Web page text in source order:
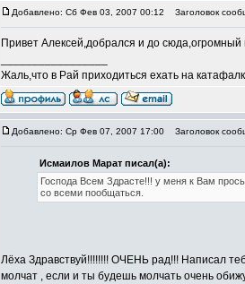
Добавлено: Сб Фев 03, 2007 00:12 Заголовок
Привет Алексей,добрался и до сюда,огромный
Жаль,что в Рай приходиться ехать на
Добавлено: Ср Фев 07, 2007 17:00 Заголовок
Исмаилов Марат писал(а):
Господа Всем Здрасте!!! у меня к Вам
со всеми пообщаться.
Лёха Здравствуй!!!!!!!! ОЧЕНЬ рад!!! Написал
молчат , если и ты будешь молчать очень